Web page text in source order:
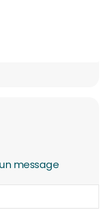
message